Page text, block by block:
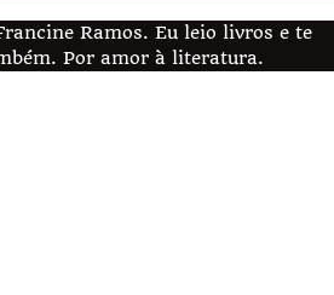
Ramos. Eu leio livros e te
Por amor à literatura.